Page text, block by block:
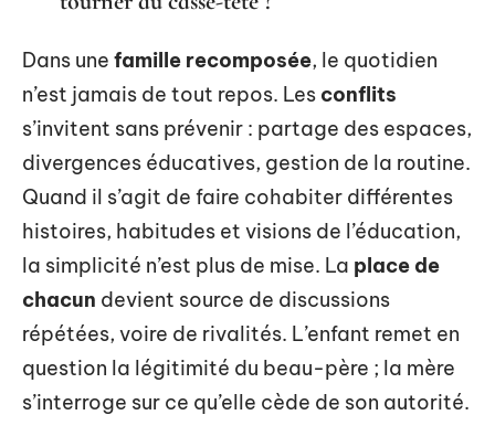
Dans une famille recomposée, le quotidien
n’est jamais de tout repos. Les conflits
s’invitent sans prévenir : partage des espaces,
divergences éducatives, gestion de la routine.
Quand il s’agit de faire cohabiter différentes
histoires, habitudes et visions de l’éducation,
la simplicité n’est plus de mise. La place de
chacun devient source de discussions
répétées, voire de rivalités. L’enfant remet en
question la légitimité du beau-père ; la mère
s’interroge sur ce qu’elle cède de son autorité.